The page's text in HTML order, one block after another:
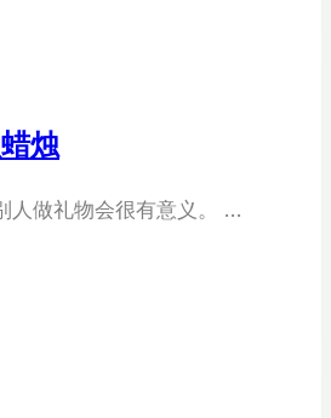
烛
人做礼物会很有意义。 …